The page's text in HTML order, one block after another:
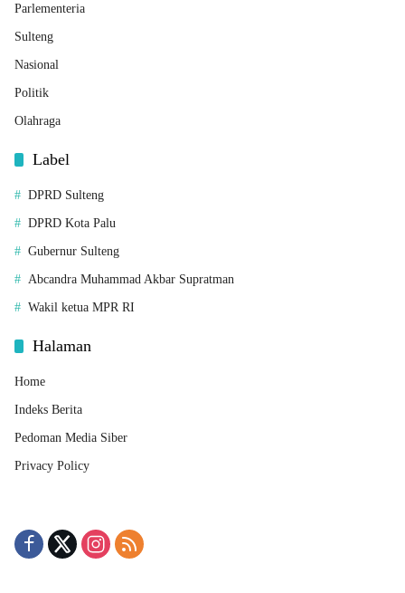
Parlementeria
Sulteng
Nasional
Politik
Olahraga
Label
DPRD Sulteng
DPRD Kota Palu
Gubernur Sulteng
Abcandra Muhammad Akbar Supratman
Wakil ketua MPR RI
Halaman
Home
Indeks Berita
Pedoman Media Siber
Privacy Policy